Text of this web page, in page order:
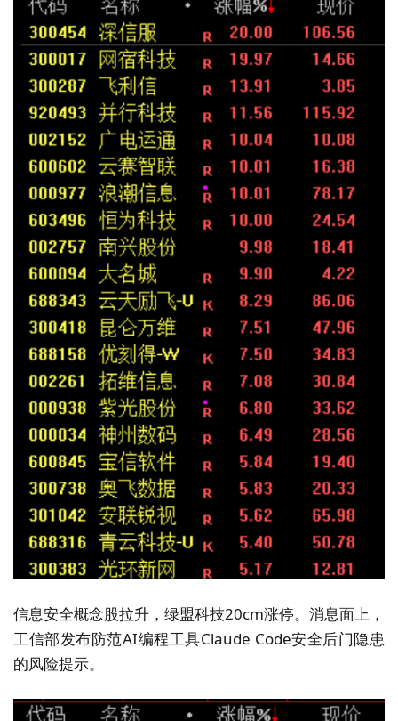
信息安全概念股拉升，绿盟科技20cm涨停。消息面上，
工信部发布防范AI编程工具Claude Code安全后门隐患
的风险提示。